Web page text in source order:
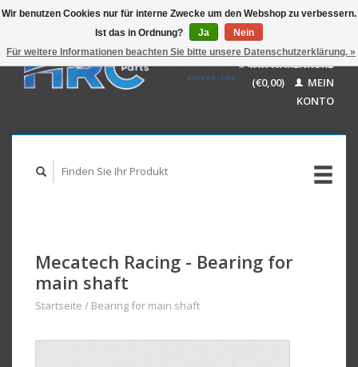
GBP
USD
AUD
Deutsch
English
IHR WARENKORB
(€0,00)
MEIN
KONTO
Mecatech Racing - Bearing for
main shaft
Startseite / Bearing for main shaft
Wir benutzen Cookies nur für interne Zwecke um den Webshop zu verbessern.
Ist das in Ordnung?
Ja
Nein
Für weitere Informationen beachten Sie bitte unsere Datenschutzerklärung. »